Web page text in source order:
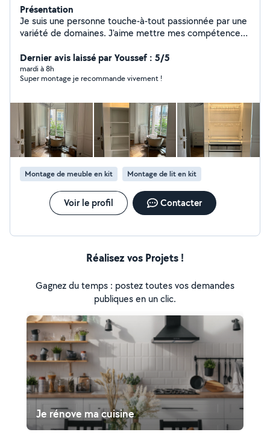
Présentation
Je suis une personne touche-à-tout passionnée par une
variété de domaines. J'aime mettre mes compétences
aide à la pose de cuisine : je me suis spécialisé dans le
montage de meubles, même les plus complexes. Je suis
capable de suivre des instructions détaillées pour le
cuisine (complets ou partiels). 2. Montage vidéo : avec
une expérience dans la création et l'édition de vidéos
pour des projets personnels ou professionnels, je suis
capable de donner vie à vos projets audiovisuels. 3.
Autres compétences : restauration à domicile (pour des
repas familiaux ou des occasions spéciales. Ma
spécialité : la tchoutchouka !), serveur, gardes
d'animaux. En résumé, je suis une personne polyvalente,
prête à apporter mon aide dans divers domaines.
N'hésitez pas à me contacter pour discuter de vos
Dernier avis laissé par Youssef : 5/5
mardi à 8h
Super montage je recommande vivement !
Montage de meuble en kit Montage de lit en kit
Voir le profil Contacter
Réalisez vos Projets !
Gagnez du temps : postez toutes vos demandes
publiques en un clic.
Je rénove ma cuisine